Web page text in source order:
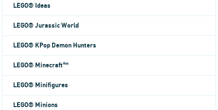
LEGO® Ideas
LEGO® Jurassic World
LEGO® KPop Demon Hunters
LEGO® Minecraft™
LEGO® Minifigures
LEGO® Minions